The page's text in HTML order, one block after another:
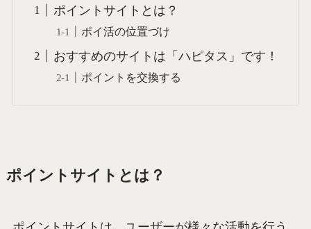
ポイントサイトとは？
ポイ活の位置づけ
おすすめのサイトは「ハピタス」です！
ポイントを交換する
ポイントサイト とは？